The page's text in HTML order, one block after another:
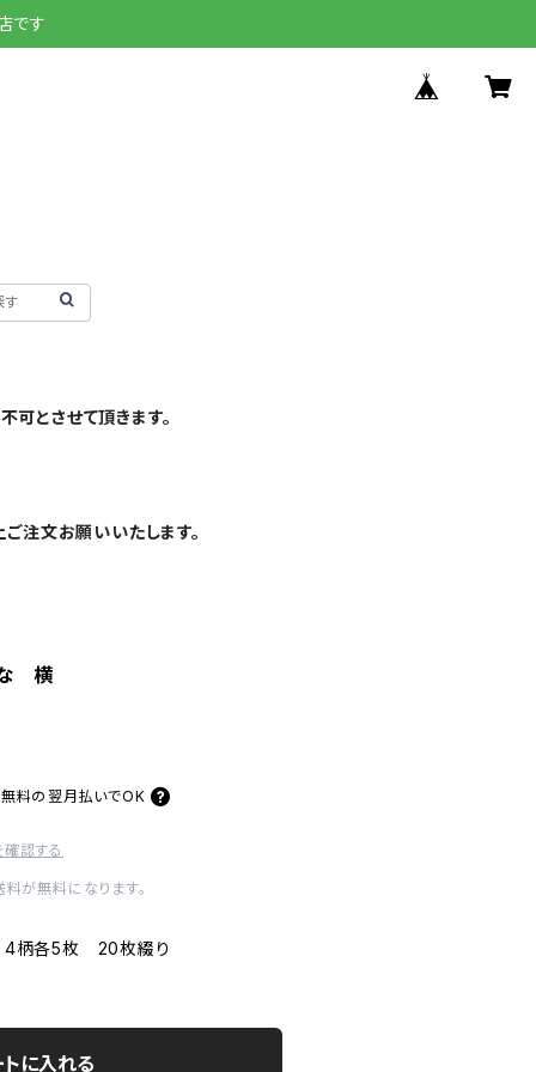
です
とさせて頂きます。
注文お願いいたします。
横
料の 翌月払いでOK
認する
が無料になります。
各5枚 20枚綴り
に入れる